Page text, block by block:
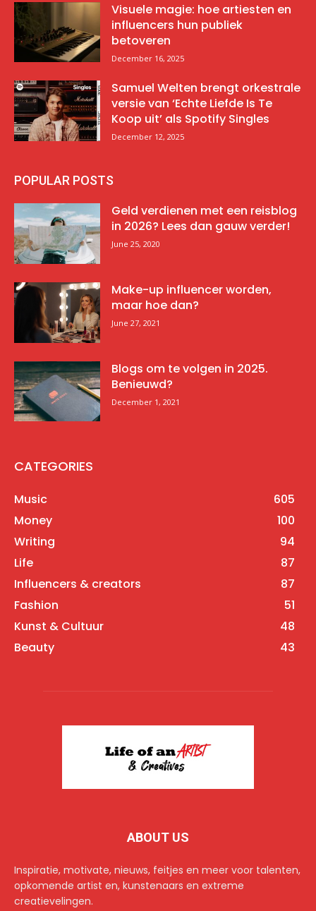
Visuele magie: hoe artiesten en
influencers hun publiek
betoveren
December 16, 2025
Samuel Welten brengt orkestrale
versie van ‘Echte Liefde Is Te
Koop uit’ als Spotify Singles
December 12, 2025
POPULAR POSTS
Geld verdienen met een reisblog
in 2026? Lees dan gauw verder!
June 25, 2020
Make-up influencer worden,
maar hoe dan?
June 27, 2021
Blogs om te volgen in 2025.
Benieuwd?
December 1, 2021
CATEGORIES
Music
605
Money
100
Writing
94
Life
87
Influencers & creators
87
Fashion
51
Kunst & Cultuur
48
Beauty
43
ABOUT US
Inspiratie, motivate, nieuws, feitjes en meer voor talenten,
opkomende artist en, kunstenaars en extreme
creatievelingen.